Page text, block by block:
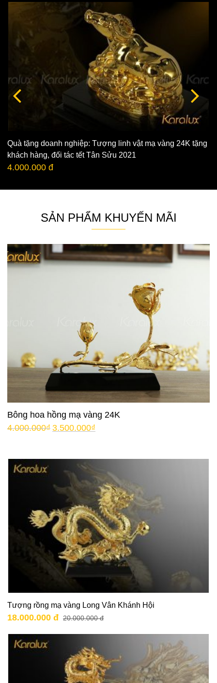
Quà tặng doanh nghiệp: Tượng linh vật mạ vàng 24K tặng
khách hàng, đối tác tết Tân Sửu 2021
4.000.000 đ
SẢN PHẨM KHUYẾN MÃI
Bông hoa hồng mạ vàng 24K
4.000.000₫ 3.500.000₫
Tượng rồng mạ vàng Long Vân Khánh Hội
18.000.000 đ 20.000.000 đ